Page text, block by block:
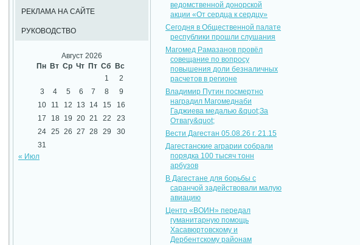
РЕКЛАМА НА САЙТЕ
РУКОВОДСТВО
Август 2026
Пн Вт Ср Чт Пт Сб
Вс
1
2
3
4 5 6 7 8
9
10
11 12 13 14 15
16
17
18 19 20 21 22
23
24 25 26 27 28 29
30
31
« Июл
ведомственной донорской
акции «От сердца к сердцу»
Сегодня в Общественной палате
республики прошли слушания
Магомед Рамазанов провёл
совещание по вопросу
повышения доли безналичных
расчетов в регионе
Владимир Путин посмертно
наградил Магомеднаби
Гаджиева медалью &quot;За
Отвагу&quot;
Вести Дагестан 05.08.26 г. 21.15
Дагестанские аграрии собрали
порядка 100 тысяч тонн
арбузов
В Дагестане для борьбы с
саранчой задействовали малую
авиацию
Центр «ВОИН» передал
гуманитарную помощь
Хасавюртовскому и
Дербентскому районам